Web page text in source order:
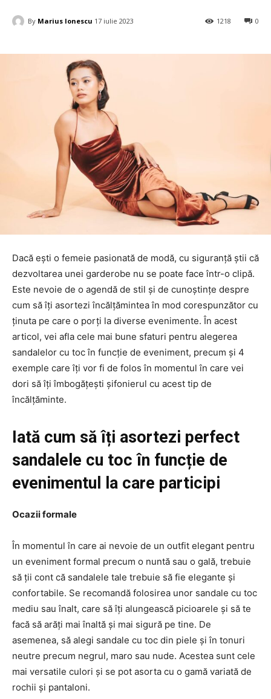
By Marius Ionescu 17 iulie 2023 0
1218
Dacă ești o femeie pasionată de modă, cu siguranță știi că
dezvoltarea unei garderobe nu se poate face într-o clipă.
Este nevoie de o agendă de stil și de cunoștințe despre
cum să îți asortezi încălțămintea în mod corespunzător cu
ținuta pe care o porți la diverse evenimente. În acest
articol, vei afla cele mai bune sfaturi pentru alegerea
sandalelor cu toc în funcție de eveniment, precum și 4
exemple care îți vor fi de folos în momentul în care vei
dori să îți îmbogățești șifonierul cu acest tip de
încălțăminte.
Iată cum să îți asortezi perfect
sandalele cu toc în funcție de
evenimentul la care participi
Ocazii formale
În momentul în care ai nevoie de un outfit elegant pentru
un eveniment formal precum o nuntă sau o gală, trebuie
să ții cont că sandalele tale trebuie să fie elegante și
confortabile. Se recomandă folosirea unor sandale cu toc
mediu sau înalt, care să îți alungească picioarele și să te
facă să arăți mai înaltă și mai sigură pe tine. De
asemenea, să alegi sandale cu toc din piele și în tonuri
neutre precum negrul, maro sau nude. Acestea sunt cele
mai versatile culori și se pot asorta cu o gamă variată de
rochii și pantaloni.